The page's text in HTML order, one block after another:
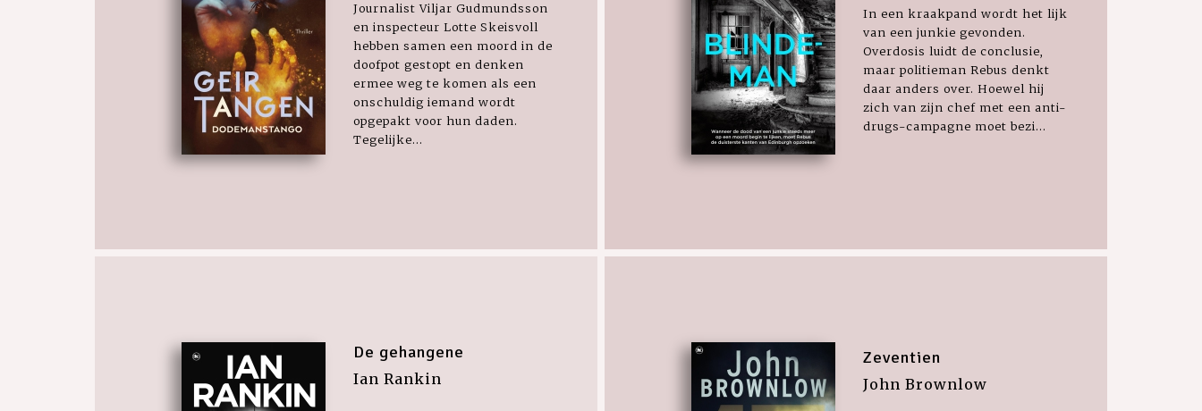
Journalist Viljar Gudmundsson
en inspecteur Lotte Skeisvoll
hebben samen een moord in de
doofpot gestopt en denken
ermee weg te komen als een
onschuldig iemand wordt
opgepakt voor hun daden.
Tegelijke...
In een kraakpand wordt het lijk
van een junkie gevonden.
Overdosis luidt de conclusie,
maar politieman Rebus denkt
daar anders over. Hoewel hij
zich van zijn chef met een anti-
drugs-campagne moet bezi...
De gehangene
Ian Rankin
Zeventien
John Brownlow